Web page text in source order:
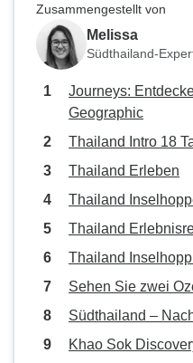
Zusammengestellt von
Melissa
Südthailand-
Journeys:
Geographic
Thailand Intro 18
Thailand Erleben
Thailand
Thailand
Thailand
Sehen Sie zwei
Südthailand –
Khao Sok